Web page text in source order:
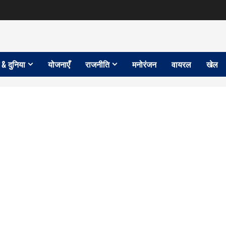
दुनिया योजनाएँ राजनीति मनोरंजन वायरल खेल